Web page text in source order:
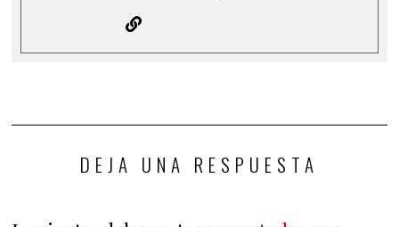
DEJA UNA RESPUESTA